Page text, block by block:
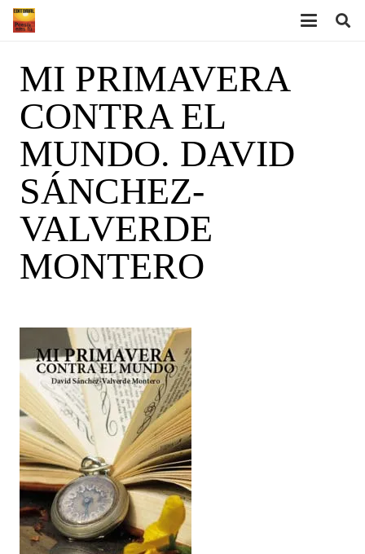
MI PRIMAVERA
CONTRA EL
MUNDO. DAVID
SÁNCHEZ-
VALVERDE
MONTERO